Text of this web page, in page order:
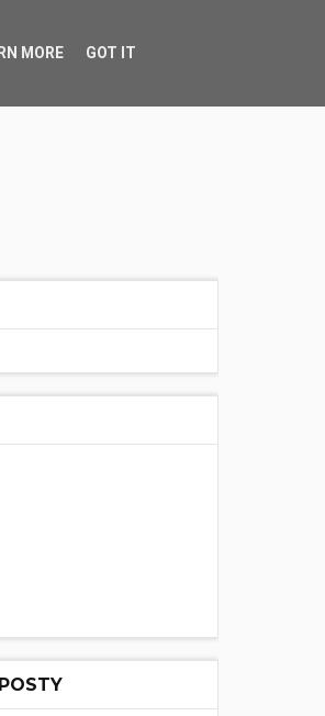
MORE GOT IT